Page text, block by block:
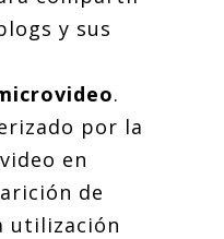
y sus
.
por la
en
de
utilización